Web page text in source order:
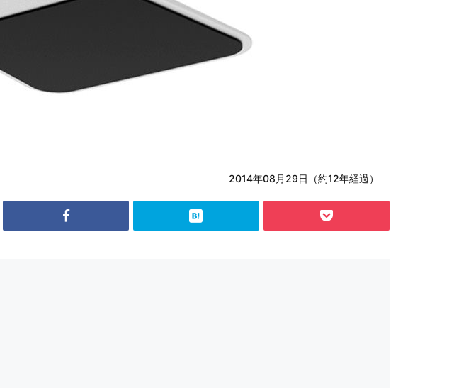
2014年08月29日（約12年経過）